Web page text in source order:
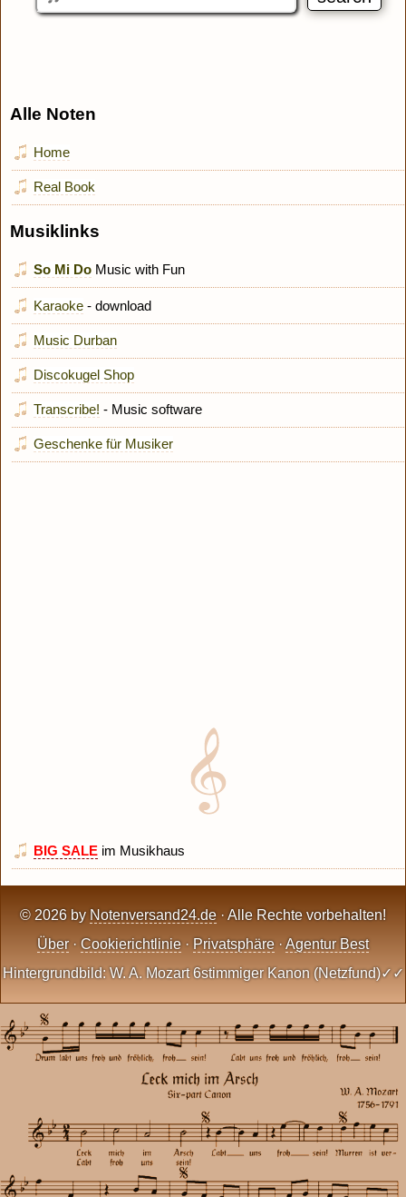
Alle Noten
Home
Real Book
Musiklinks
So Mi Do Music with Fun
Karaoke - download
Music Durban
Discokugel Shop
Transcribe! - Music software
Geschenke für Musiker
BIG SALE im Musikhaus
© 2026 by Notenversand24.de · Alle Rechte vorbehalten!
Über · Cookierichtlinie · Privatsphäre · Agentur Best
Hintergrundbild: W. A. Mozart 6stimmiger Kanon (Netzfund)✓✓